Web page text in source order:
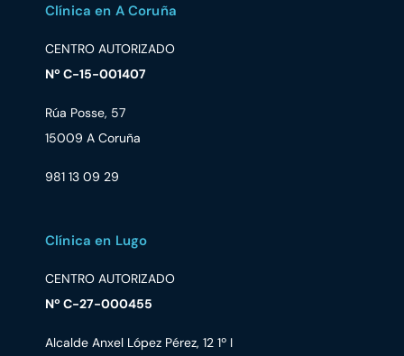
Clínica en A Coruña
CENTRO AUTORIZADO
Nº C-15-001407
Rúa Posse, 57
15009 A Coruña
981 13 09 29
Clínica en Lugo
CENTRO AUTORIZADO
Nº C-27-000455
Alcalde Anxel López Pérez, 12 1º I